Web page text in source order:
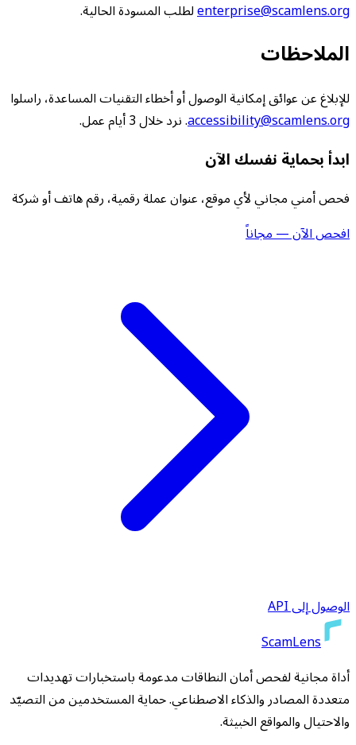
enterprise@scamlens.orgلطلب المسودة الحالية.
الملاحظات
للإبلاغ عن عوائق إمكانية الوصول أو أخطاء التقنيات المساعدة، راسلوا
accessibility@scamlens.org. نرد خلال 3 أيام عمل.
ابدأ بحماية نفسك الآن
فحص أمني مجاني لأي موقع، عنوان عملة رقمية، رقم هاتف أو شركة
افحص الآن — مجاناً
الوصول إلى API
ScamLens
أداة مجانية لفحص أمان النطاقات مدعومة باستخبارات تهديدات
متعددة المصادر والذكاء الاصطناعي. حماية المستخدمين من التصيّد
والاحتيال والمواقع الخبيثة.